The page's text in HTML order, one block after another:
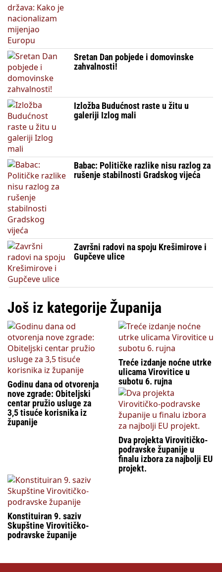
Sretan Dan pobjede i domovinske
zahvalnosti!
Izložba Budućnost raste u žitu u
galeriji Izlog mali
Babac: Političke razlike nisu razlog za
rušenje stabilnosti Gradskog vijeća
Završni radovi na spoju Krešimirove i
Gupčeve ulice
Još iz kategorije Županija
Godinu dana od otvorenja
nove zgrade: Obiteljski
centar pružio usluge za
3,5 tisuće korisnika iz
županije
Treće izdanje noćne utrke
ulicama Virovitice u
subotu 6. rujna
Dva projekta Virovitičko-
podravske županije u
finalu izbora za najbolji EU
projekt.
Konstituiran 9. saziv
Skupštine Virovitičko-
podravske županije